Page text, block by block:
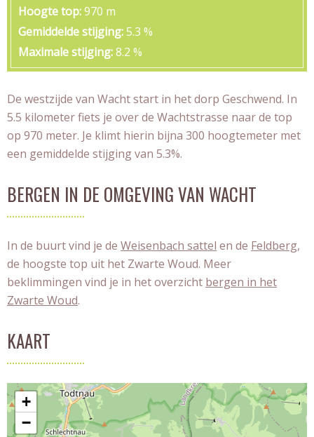
Hoogte top 970 m
Gemiddelde stijging 5.3 %
Maximale stijging 8.2 %
De westzijde van Wacht start in het dorp Geschwend. In
5.5 kilometer fiets je over de Wachtstrasse naar de top
op 970 meter. Je klimt hierin bijna 300 hoogtemeter met
een gemiddelde stijging van 5.3%.
BERGEN IN DE OMGEVING VAN WACHT
In de buurt vind je de Weisenbach sattel en de Feldberg,
de hoogste top uit het Zwarte Woud. Meer
beklimmingen vind je in het overzicht bergen in het
Zwarte Woud.
KAART
+
−